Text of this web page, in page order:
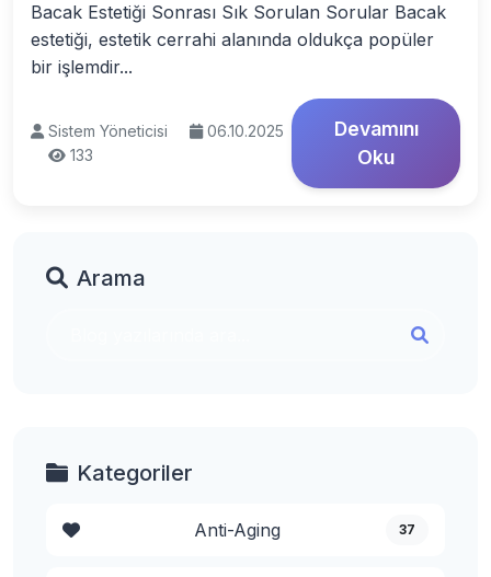
Bacak Estetiği Sonrası Sık Sorulan Sorular Bacak
estetiği, estetik cerrahi alanında oldukça popüler
bir işlemdir...
Sistem Yöneticisi
06.10.2025
133
Devamını
Oku
Arama
Kategoriler
Anti-Aging 37